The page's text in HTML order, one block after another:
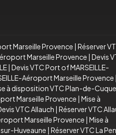
Marseille Provence | Réserver
Marseille Provence | Devis
| Devis VTC Port of MARSEILLE-
Aéroport Marseille Provence |
à disposition VTC Plan-de-
Marseille Provence | Mise à
VTC Allauch | Réserver VTC
Marseille Provence | Mise à
Huveaune | Réserver VTC La